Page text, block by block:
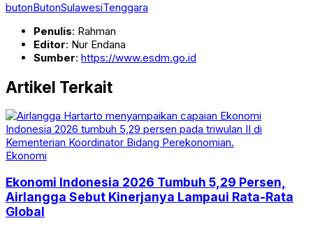
butonButonSulawesiTenggara
Penulis: Rahman
Editor: Nur Endana
Sumber: https://www.esdm.go.id
Artikel Terkait
Ekonomi
Ekonomi Indonesia 2026 Tumbuh 5,29 Persen,
Airlangga Sebut Kinerjanya Lampaui Rata-Rata
Global